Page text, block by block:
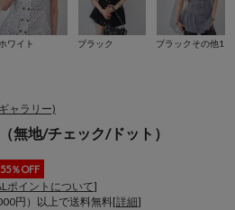
ホワイト ブラック ブラックその他1
ャラリー)
無地/チェック/ドット）
55％OFF
ポイントについて]
円）以上で送料無料[詳細]